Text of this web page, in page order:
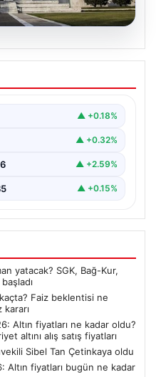
saat kaçta?
2026 FED
▲ +0.18%
▲ +0.32%
▲ +2.59%
▲ +0.15%
yatacak? SGK, Bağ-Kur,
Faiz beklentisi ne
Altın fiyatları ne kadar oldu?
altını alış satış fiyatları
Sibel Tan Çetinkaya oldu
Altın fiyatları bugün ne kadar